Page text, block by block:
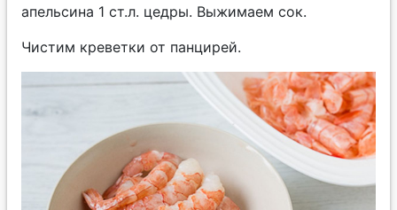
апельсина 1 ст.л. цедры. Выжимаем сок.
Чистим креветки от панцирей.